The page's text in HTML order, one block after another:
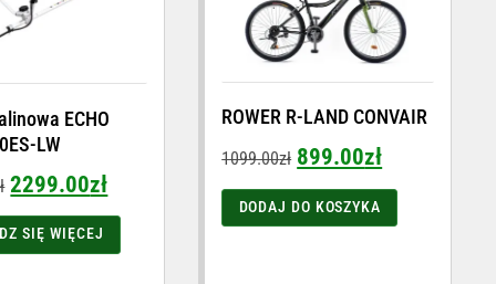
ECHO
LW
2299.00zł
SIĘ WIĘCEJ
ROWER R-LAND CONVAIR
1099.00zł 899.00zł
DODAJ DO KOSZYKA